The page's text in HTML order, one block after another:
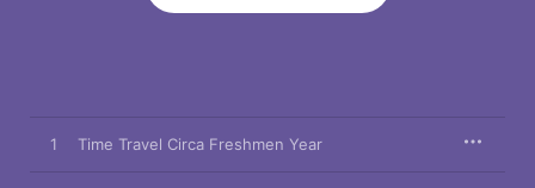
1 Time Travel Circa Freshmen Year